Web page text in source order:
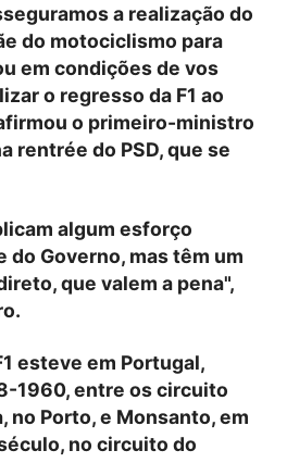
a realização do
do motociclismo para
em condições de vos
o regresso da F1 ao
o primeiro-ministro
rentrée do PSD, que se
algum esforço
Governo, mas têm um
que valem a pena",
esteve em Portugal,
1960, entre os circuito
no Porto, e Monsanto, em
no circuito do